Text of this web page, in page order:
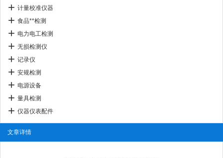
计量校准仪器
食品**检测
电力电工检测
无损检测仪
记录仪
安规检测
电源设备
量具检测
仪器仪表配件
文章详情